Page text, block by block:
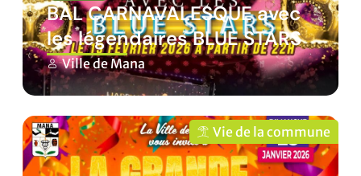
BAL CARNAVALESQUE avec
les légendaires BLUE STARS
Ville de Mana
Vie de la commune